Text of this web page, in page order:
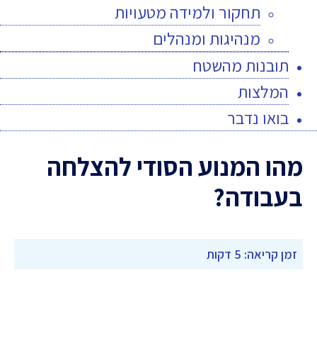
תחקור ולמידה מטעויות
מנהיגות ומנהלים
תובנות מהשטח
המלצות
בואו נדבר
מהו המנוע הסודי להצלחה
בעבודה?
זמן קריאה: 5 דקות